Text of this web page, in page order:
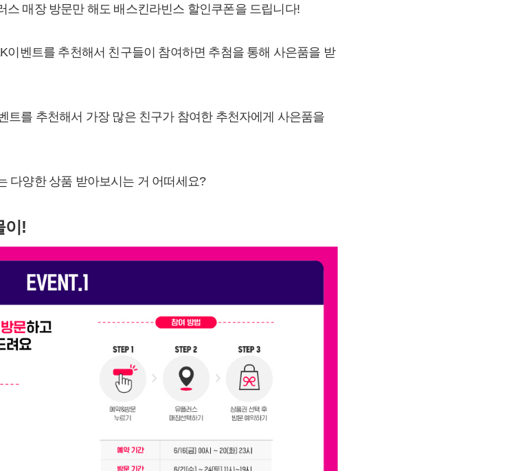
스 매장 방문만 해도 배스킨라빈스 할인쿠폰을 드립니다!
이벤트를 추천해서 친구들이 참여하면 추첨을 통해 사은품을 받
트를 추천해서 가장 많은 친구가 참여한 추천자에게 사은품을
다양한 상품 받아보시는 거 어떠세요?
이!